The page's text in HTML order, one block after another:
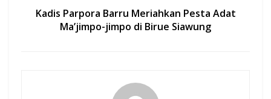
Kadis Parpora Barru Meriahkan Pesta Adat
Ma’jimpo-jimpo di Birue Siawung